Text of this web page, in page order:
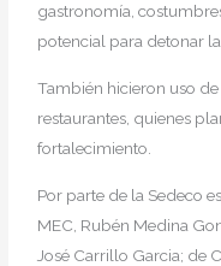
gastronomía,
potencial para detonar
También hicieron uso
restaurantes, quienes
fortalecimiento.
Por parte de la Sedeco
MEC, Rubén Medina
José Carrillo Garcia; de